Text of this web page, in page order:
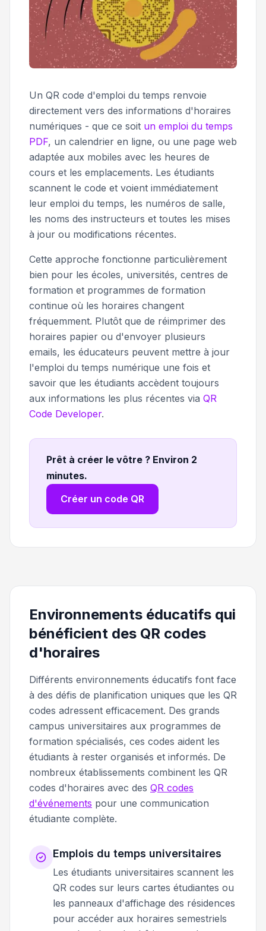
Un QR code d'emploi du temps renvoie
directement vers des informations d'horaires
numériques - que ce soit un emploi du temps
PDF, un calendrier en ligne, ou une page web
adaptée aux mobiles avec les heures de
cours et les emplacements. Les étudiants
scannent le code et voient immédiatement
leur emploi du temps, les numéros de salle,
les noms des instructeurs et toutes les mises
à jour ou modifications récentes.
Cette approche fonctionne particulièrement
bien pour les écoles, universités, centres de
formation et programmes de formation
continue où les horaires changent
fréquemment. Plutôt que de réimprimer des
horaires papier ou d'envoyer plusieurs
emails, les éducateurs peuvent mettre à jour
l'emploi du temps numérique une fois et
savoir que les étudiants accèdent toujours
aux informations les plus récentes via QR
Code Developer.
Prêt à créer le vôtre ? Environ 2
minutes.
Créer un code QR
Environnements éducatifs qui
bénéficient des QR codes
d'horaires
Différents environnements éducatifs font face
à des défis de planification uniques que les QR
codes adressent efficacement. Des grands
campus universitaires aux programmes de
formation spécialisés, ces codes aident les
étudiants à rester organisés et informés. De
nombreux établissements combinent les QR
codes d'horaires avec des QR codes
d'événements pour une communication
étudiante complète.
Emplois du temps universitaires
Les étudiants universitaires scannent les
QR codes sur leurs cartes étudiantes ou
les panneaux d'affichage des résidences
pour accéder aux horaires semestriels